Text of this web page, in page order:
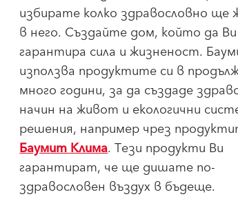
избирате колко здравословно ще
в него. Създайте дом, който да Ви
гарантира сила и жизненост.
използва продуктите си в
много години, за да създаде
начин на живот и екологични
решения, например чрез
Баумит Клима. Тези продукти Ви
гарантират, че ще дишате по-
здравословен въздух в бъдеще.